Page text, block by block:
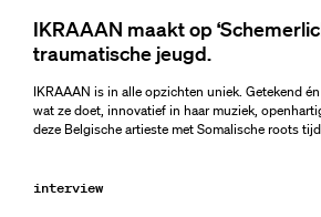
IKRAAAN maakt op
traumatische jeugd.
IKRAAAN is in alle opzichten uniek. Getekend
wat ze doet, innovatief in haar muziek,
deze Belgische artieste met Somalische roots
interview